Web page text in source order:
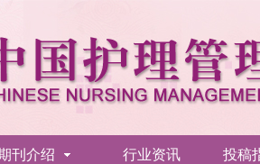
刊介绍 行业资讯 投稿